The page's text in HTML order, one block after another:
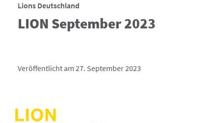
Lions Deutschland
LION September 2023
Veröffentlicht am 27. September 2023